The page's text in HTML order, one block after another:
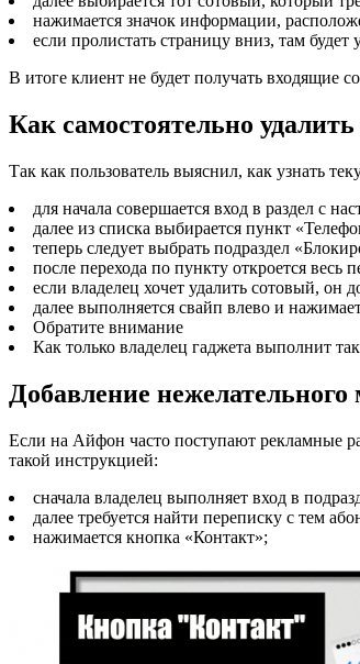
нажимается значок информации,
если пролистать страницу вниз, там будет
В итоге клиент не будет получать входящие
Как самостоятельно
Так как пользователь выяснил, как узнать
для начала совершается вход в раздел с
далее из списка выбирается пункт
теперь следует выбрать подраздел
после перехода по пункту откроется весь
если владелец хочет удалить сотовый, он
далее выполняется свайп влево и
Обратите внимание
Как только владелец гаджета выполнит
Добавление
Если на Айфон часто поступают рекламные
такой инструкцией:
сначала владелец выполняет вход в
далее требуется найти переписку с тем
нажимается кнопка «Контакт»;